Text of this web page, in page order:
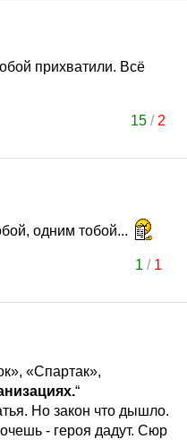
прихватили. Всё
15 / 2
одним тобой...
1 / 1
«Спартак»,
“
Но закон что дышло.
- героя дадут. Сюр